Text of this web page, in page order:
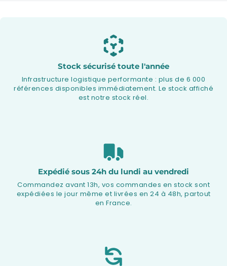
Stock sécurisé toute l'année
Infrastructure logistique performante : plus de 6 000
références disponibles immédiatement. Le stock affiché
est notre stock réel.
Expédié sous 24h du lundi au vendredi
Commandez avant 13h, vos commandes en stock sont
expédiées le jour même et livrées en 24 à 48h, partout
en France.